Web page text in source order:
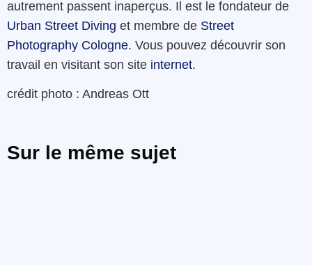
autrement passent inaperçus. Il est le fondateur de
Urban Street Diving et membre de Street
Photography Cologne. Vous pouvez découvrir son
travail en visitant son site internet.
crédit photo : Andreas Ott
Sur le même sujet